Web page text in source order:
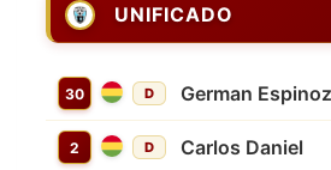
UNIFICADO
30 D German
2 D Carlos Daniel